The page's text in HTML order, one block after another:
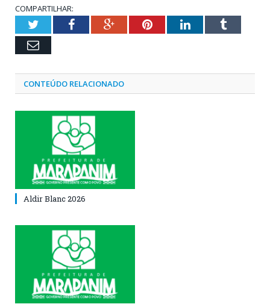
COMPARTILHAR:
TwitterFacebookGoogle+PinterestLinkedInTumblr
Email
CONTEÚDO RELACIONADO
Aldir Blanc 2026